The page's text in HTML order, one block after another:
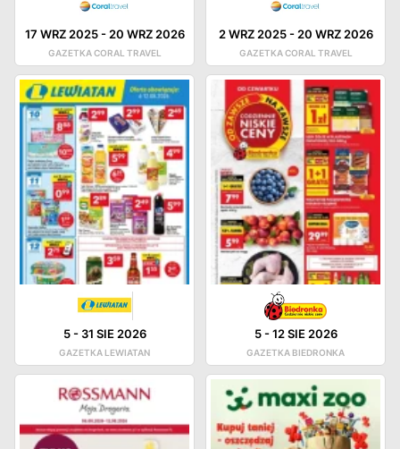
17 WRZ 2025- 20 WRZ 2026
GAZETKA CORAL TRAVEL
2 WRZ 2025- 20 WRZ 2026
GAZETKA CORAL TRAVEL
5- 31 SIE 2026
GAZETKA LEWIATAN
5-12 SIE 2026
GAZETKA BIEDRONKA